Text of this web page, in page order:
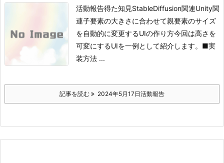
活動報告得た知見StableDiffusion関連Unity関
連子要素の大きさに合わせて親要素のサイズ
を自動的に変更するUIの作り方今回は高さを
可変にするUIを一例として紹介します。 ■実
装方法 ...
記事を読む 2024年5月17日活動報告